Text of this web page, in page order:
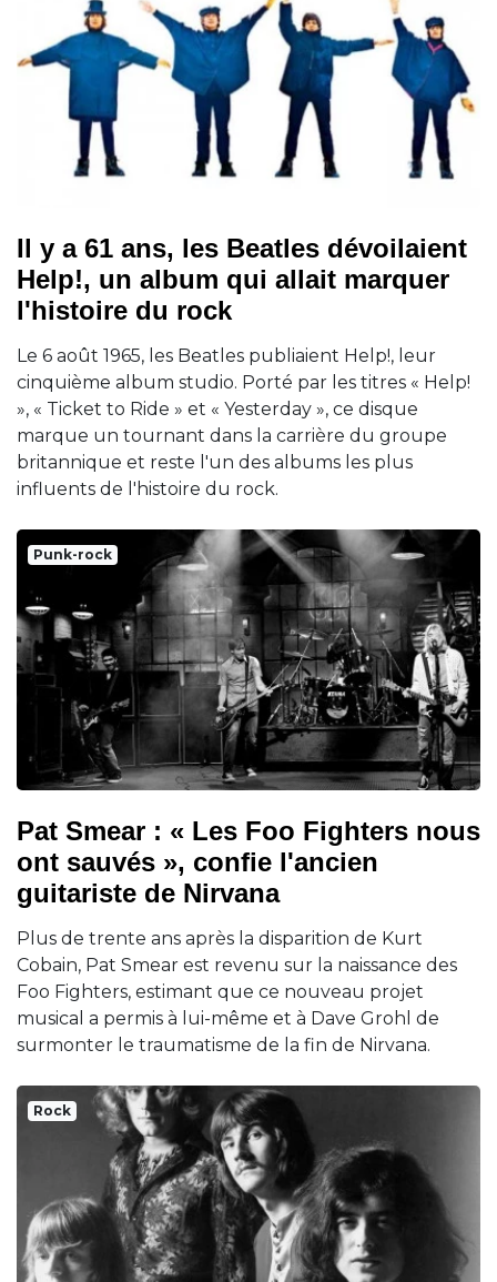
Il y a 61 ans, les Beatles dévoilaient
Help!, un album qui allait marquer
l'histoire du rock
Le 6 août 1965, les Beatles publiaient Help!, leur
cinquième album studio. Porté par les titres « Help!
», « Ticket to Ride » et « Yesterday », ce disque
marque un tournant dans la carrière du groupe
britannique et reste l'un des albums les plus
influents de l'histoire du rock.
Punk-rock
Pat Smear : « Les Foo Fighters nous
ont sauvés », confie l'ancien
guitariste de Nirvana
Plus de trente ans après la disparition de Kurt
Cobain, Pat Smear est revenu sur la naissance des
Foo Fighters, estimant que ce nouveau projet
musical a permis à lui-même et à Dave Grohl de
surmonter le traumatisme de la fin de Nirvana.
Rock